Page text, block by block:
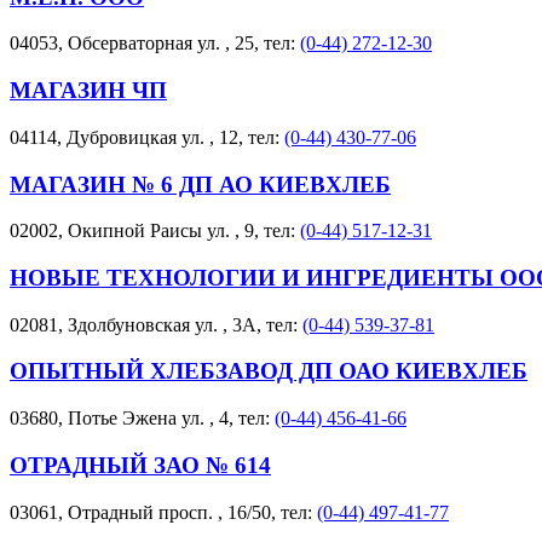
04053, Обсерваторная ул. , 25, тел: (0-44) 272-12-30
МАГАЗИН ЧП
04114, Дубровицкая ул. , 12, тел: (0-44) 430-77-06
МАГАЗИН № 6 ДП АО КИЕВХЛЕБ
02002, Окипной Раисы ул. , 9, тел: (0-44) 517-12-31
НОВЫЕ ТЕХНОЛОГИИ И ИНГРЕДИЕНТЫ
02081, Здолбуновская ул. , 3А, тел: (0-44) 539-37-81
ОПЫТНЫЙ ХЛЕБЗАВОД ДП ОАО КИЕВХЛЕБ
03680, Потье Эжена ул. , 4, тел: (0-44) 456-41-66
ОТРАДНЫЙ ЗАО № 614
03061, Отрадный просп. , 16/50, тел: (0-44) 497-41-77